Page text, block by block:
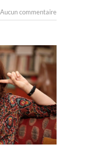
Aucun commentaire